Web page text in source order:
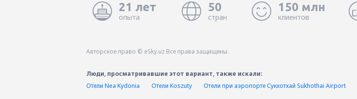
21 лет
опыта
50
стран
150 млн
клиентов
Авторское право © eSky.uz Все права защищены.
Люди, просматривавшие этот вариант, также искали:
Отели Nea Kydonia
Отели Koszuty Отели при аэропорте Сукхотхай Sukhothai Airport